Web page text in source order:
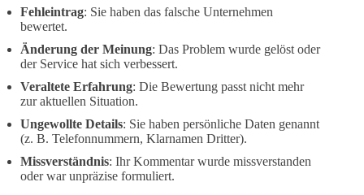
Fehleintrag: Sie haben das falsche Unternehmen
bewertet.
Änderung der Meinung: Das Problem wurde gelöst oder
der Service hat sich verbessert.
Veraltete Erfahrung: Die Bewertung passt nicht mehr
zur aktuellen Situation.
Ungewollte Details: Sie haben persönliche Daten genannt
(z. B. Telefonnummern, Klarnamen Dritter).
Missverständnis: Ihr Kommentar wurde missverstanden
oder war unpräzise formuliert.